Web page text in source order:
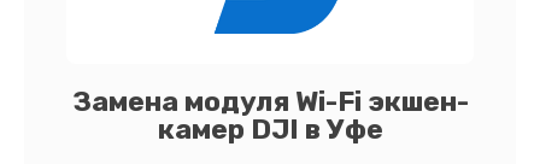
Замена модуля Wi-Fi экшен-
камер DJI в Уфе